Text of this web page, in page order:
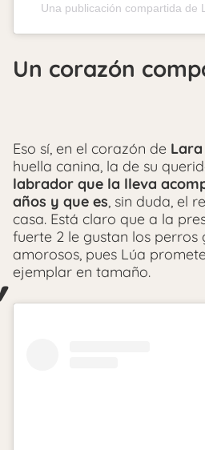
Una publicación compartida de
Un corazón
Eso sí, en el corazón de
huella canina, la de su
labrador que la lleva
años y que es, sin duda, el
casa. Está claro que a la
fuerte 2 le gustan los perros
amorosos, pues Lúa
ejemplar en tamaño.